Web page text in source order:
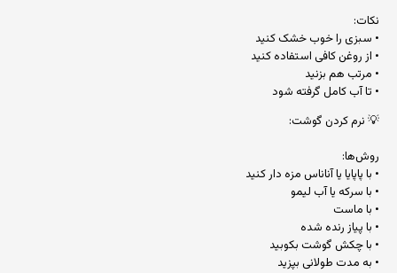
نکات:
• سبزی را خوب خشک کنید
• از روغن کافی استفاده کنید
• مرتب هم بزنید
• تا آب کامل گرفته شود
💡 نرم کردن گوشت:
روش‌ها:
• با پاپایا یا آناناس مزه دار کنید
• با سرکه یا آب لیمو
• با ماست
• با پیاز رنده شده
• با چکش گوشت بکوبید
• به مدت طولانی بپزید